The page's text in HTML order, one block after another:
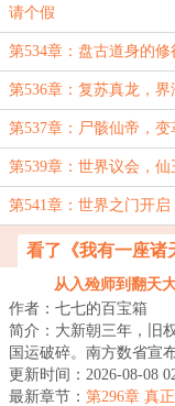
请个假
第534章：盘古道身的修
第536章：复苏真龙，界
第537章：尸骸仙帝，
第539章：世界议会，仙
第541章：世界之门开
大爷看了《我有一座诸
从入殓师到翻天
作者：七七的百宝箱
简介：大新朝三年，旧
国运破碎。南方数省宣
联合成立新政府，试图
国。北方军阀拥...
更新时间：2026-08-08
最新章节： 第296章 真正